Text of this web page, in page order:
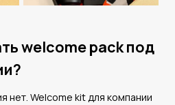
welcome pack под
нет. Welcome kit для компании